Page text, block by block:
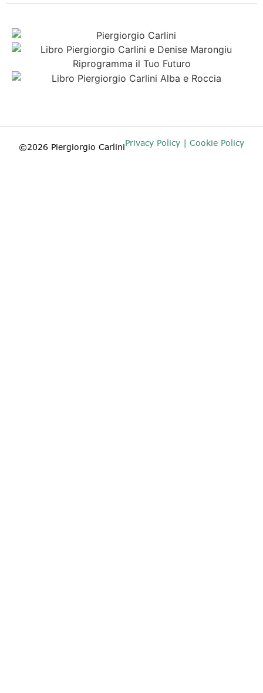
©2026 Piergiorgio CarliniPrivacy Policy | Cookie Policy